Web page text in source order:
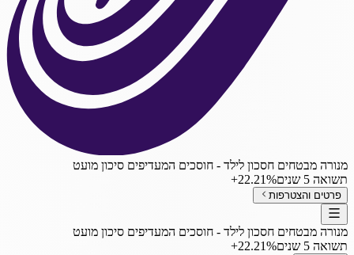
מנורה מבטחים חסכון לילד - חוסכים המעדיפים סיכון מועט
תשואה 5 שנים
‎+22.21%
פרטים והצטרפות
מנורה מבטחים חסכון לילד - חוסכים המעדיפים סיכון מועט
תשואה 5 שנים
‎+22.21%